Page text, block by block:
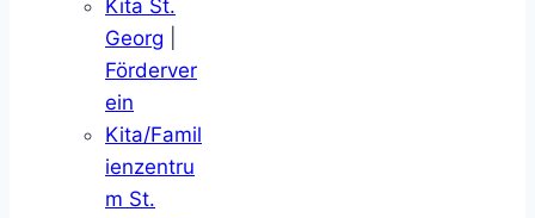
Kita St.
Georg
Förderver
ein
Kita/Famil
ienzentru
m St.